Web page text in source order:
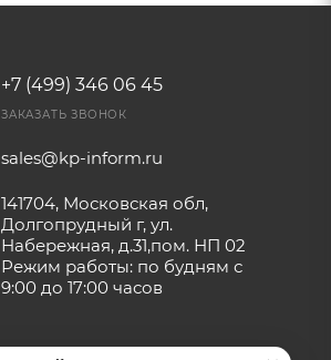
+7 (499) 346 06 45
ЗАКАЗАТЬ ЗВОНОК
sales@kp-inform.ru
141704, Московская обл,
Долгопрудный г, ул.
Набережная, д.31,пом. НП 02
Режим работы: по будням с
9:00 до 17:00 часов